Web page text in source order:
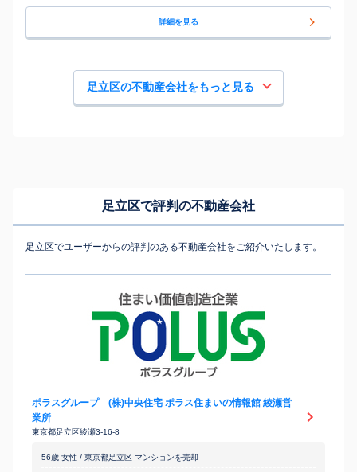
詳細を見る
足立区の不動産会社をもっと見る
足立区で評判の不動産会社
足立区でユーザーからの評判のある不動産会社をご紹介いたします。
ポラスグループ (株)中央住宅 ポラス住まいの情報館 綾瀬営
業所
東京都足立区綾瀬3-16-8
56歳 女性 / 東京都足立区 マンションを売却